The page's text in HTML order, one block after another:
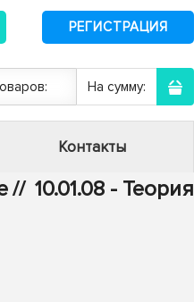
РЕГИСТРАЦИЯ
На сумму:
Контакты
// 10.01.08 - Теория